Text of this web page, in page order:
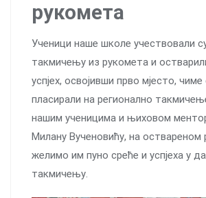
рукомета
Ученици наше школе учествовали
такмичењу из рукомета и
успјех, освојивши прво мјесто, чиме
пласирали на регионално
нашим ученицима и њиховом
Милану Вученовићу, на оствареном
желимо им пуно среће и успјеха у
такмичењу.